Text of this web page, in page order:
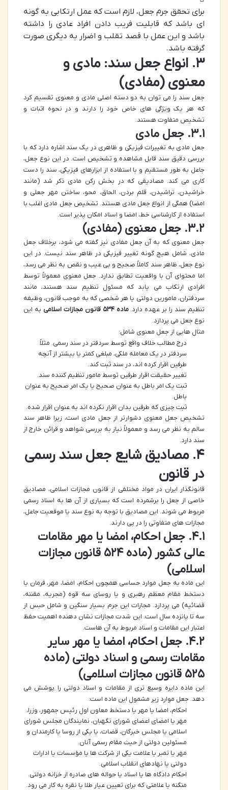
برای تحقق جرم جعل، لازم است که عمل ارتکابی به گونه
ای باشد که قابلیت فریب دادن افراد عادی را داشته
باشد و این عمل با قصد تقلب و اضرار به دیگری صورت
گرفته باشد.
۳. انواع جعل سند: مادی و
معنوی (مفادی)
جعل سند را می توان به دو دسته اصلی مادی و معنوی تقسیم کرد
که هر یک ویژگی های خاص خود را دارند و در نحوه اثبات و
تشخیص متفاوت هستند.
۳.۱. جعل مادی
جعل مادی به تغییرات فیزیکی و ظاهری در یک سند اشاره دارد که با
بررسی دقیق سند قابل مشاهده و تشخیص است. در این نوع جعل،
جاعل به طور مستقیم و با استفاده از ابزارهای فیزیکی، سند را دست
کاری می کند. مصادیقی که در بخش رکن مادی ذکر شد (مانند
خراشیدن، تراشیدن، قلم بردن، الحاق، محو، ساختن مهر جعلی و
امضا) همگی از انواع جعل مادی هستند. تشخیص جعل مادی اغلب با
استفاده از کارشناسی خط، امضا و اسناد امکان پذیر است.
۳.۲. جعل معنوی (مفادی)
جعل معنوی که به آن جعل مفادی نیز گفته می شود، برخلاف جعل
مادی، شامل هیچ گونه تغییر فیزیکی در ظاهر سند نیست. در این
نوع جعل، ظاهر سند کاملاً صحیح و بی عیب و نقص به نظر می رسد،
اما محتوای آن با واقعیت تطابق ندارد. جعل معنوی معمولاً توسط
افرادی ارتکاب می یابد که مسئول تنظیم سند هستند، مانند
سردفتران، مامورین دولتی یا هر شخصی که به موجب قانون، وظیفه
تنظیم سند را بر عهده دارد.ماده ۵۳۴ قانون مجازات اسلامی
به این
نوع جعل می پردازد.
مثال هایی از جعل معنوی شامل:
درج مطالب خلاف واقع توسط سردفتر در سند رسمی. مثلاً
سردفتر در یک معامله ملکی، مبلغی کمتر یا بیشتر از آنچه
طرفین اقرار کرده اند، در سند ثبت کند.
تغییر حقیقت اقرار طرفین توسط مامور تنظیم کننده سند.
ثبت یک امر باطل به عنوان صحیح یا یک امر صحیح به عنوان
باطل.
ثبت چیزی که طرفین بدان اقرار نکرده اند به عنوان اقرار شده.
تشخیص جعل معنوی دشوارتر از جعل مادی است، زیرا ظاهر سند
سالم به نظر می رسد و معمولاً نیاز به بررسی شواهد و قرائن خارج از
سند دارد.
۴. مصادیق شایع جعل سند رسمی
در قانون
قانونگذار ایران در مواد مختلفی از قانون مجازات اسلامی، مصادیق
خاصی از جعل را برشمرده است که بسیاری از آن ها به اسناد رسمی
مربوط می شوند. این مصادیق با توجه به نوع سند یا موقعیت جاعل،
مجازات های متفاوتی را در پی دارند.
۴.۱. جعل احکام، امضا یا مهر مقامات
عالی کشور (ماده ۵۲۴ قانون مجازات
اسلامی)
این ماده به جعل موارد حساسی همچون احکام، امضا، مهر، فرمان یا
دستخط مقام معظم رهبری و یا روسای سه قوه (مجریه، مقننه،
قضائیه) می پردازد. مجازات این جرم بسیار سنگین و شامل حبس از
سه تا پانزده سال است. این شدت مجازات نشان دهنده اهمیت حفظ
اعتبار این مقامات و اسناد مربوط به آن هاست.
۴.۲. جعل احکام، امضا یا مهر سایر
مقامات رسمی و اسناد دولتی (ماده
۵۲۵ قانون مجازات اسلامی)
این ماده دایره وسیع تری از مقامات و اسناد دولتی را پوشش می
دهد. جعل موارد زیر مشمول این ماده است:
احکام، امضا یا مهر یا دستخط معاون اول رئیس جمهور، وزرا،
مهر یا امضای اعضای شورای نگهبان، نمایندگان مجلس شورای
اسلامی یا مجلس خبرگان، قضات، یا یکی از روسا یا کارمندان و
مسئولین دولتی از حیث مقام رسمی آنان.
مهر یا تمبر یا علامت یکی از شرکت ها یا مؤسسات یا ادارات
دولتی یا نهادهای انقلاب اسلامی.
احکام دادگاه ها یا اسناد یا حواله های صادره از خزانه دولتی.
منگنه یا علامتی که برای تعیین عیار طلا یا نقره به کار می رود.